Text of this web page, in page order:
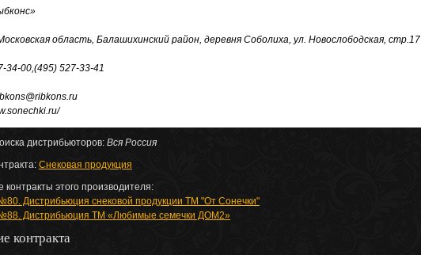
область, Балашихинский район, деревня Соболиха, ул. Новослободская, стр.17
34-00,(495) 527-33-41
дистрибьюторов: Вся Россия
Снековая продукция
контракты этого производителя:
Дистрибьюция снековой продукции ТМ "От Сонечки"
№88. Дистрибьюция ТМ «Любимые семечки ДОМ2»
контракта